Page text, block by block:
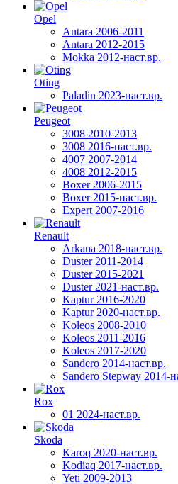
Opel
Antara 2006-2011
Antara 2012-2015
Mokka 2012-наст.вр.
Oting
Paladin 2023-наст.вр.
Peugeot
3008 2010-2013
3008 2016-наст.вр.
4007 2007-2014
4008 2012-2015
Boxer 2006-2015
Boxer 2015-наст.вр.
Expert 2007-2016
Renault
Arkana 2018-наст.вр.
Duster 2011-2014
Duster 2015-2021
Duster 2021-наст.вр.
Kaptur 2016-2020
Kaptur 2020-наст.вр.
Koleos 2008-2010
Koleos 2011-2016
Koleos 2017-2020
Sandero 2014-наст.вр.
Sandero Stepway 2014-
Rox
01 2024-наст.вр.
Skoda
Karoq 2020-наст.вр.
Kodiaq 2017-наст.вр.
Yeti 2009-2013